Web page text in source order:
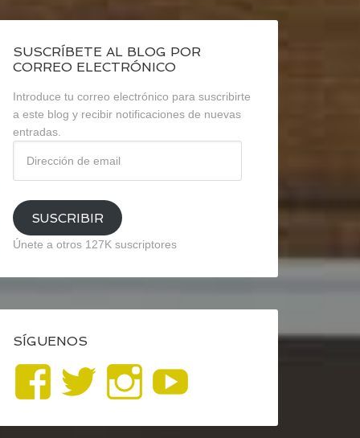
SUSCRÍBETE AL BLOG POR
CORREO ELECTRÓNICO
Introduce tu correo electrónico para suscribirte
a este blog y recibir notificaciones de nuevas
entradas.
email
SUSCRIBIR
Únete a otros 127K suscriptores
SÍGUENOS
Ver
perfil
Ver
perfil
Ver
perfil